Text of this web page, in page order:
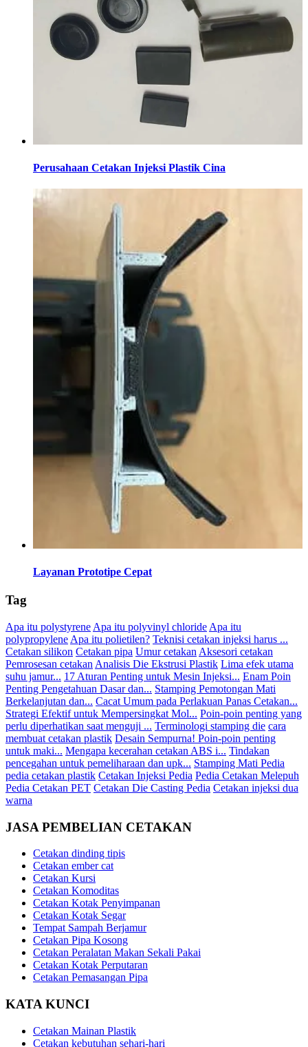
Perusahaan Cetakan Injeksi Plastik Cina
Layanan Prototipe Cepat
Tag
Apa itu polystyrene Apa itu polyvinyl chloride Apa itu
polypropylene Apa itu polietilen? Teknisi cetakan injeksi harus ...
Cetakan silikon Cetakan pipa Umur cetakan Aksesori cetakan
Pemrosesan cetakan Analisis Die Ekstrusi Plastik Lima efek utama
suhu jamur... 17 Aturan Penting untuk Mesin Injeksi... Enam Poin
Penting Pengetahuan Dasar dan... Stamping Pemotongan Mati
Berkelanjutan dan... Cacat Umum pada Perlakuan Panas Cetakan...
Strategi Efektif untuk Mempersingkat Mol... Poin-poin penting yang
perlu diperhatikan saat menguji ... Terminologi stamping die cara
membuat cetakan plastik Desain Sempurna! Poin-poin penting
untuk maki... Mengapa kecerahan cetakan ABS i... Tindakan
pencegahan untuk pemeliharaan dan upk... Stamping Mati Pedia
pedia cetakan plastik Cetakan Injeksi Pedia Pedia Cetakan Melepuh
Pedia Cetakan PET Cetakan Die Casting Pedia Cetakan injeksi dua
warna
JASA PEMBELIAN CETAKAN
Cetakan dinding tipis
Cetakan ember cat
Cetakan Kursi
Cetakan Komoditas
Cetakan Kotak Penyimpanan
Cetakan Kotak Segar
Tempat Sampah Berjamur
Cetakan Pipa Kosong
Cetakan Peralatan Makan Sekali Pakai
Cetakan Kotak Perputaran
Cetakan Pemasangan Pipa
KATA KUNCI
Cetakan Mainan Plastik
Cetakan kebutuhan sehari-hari